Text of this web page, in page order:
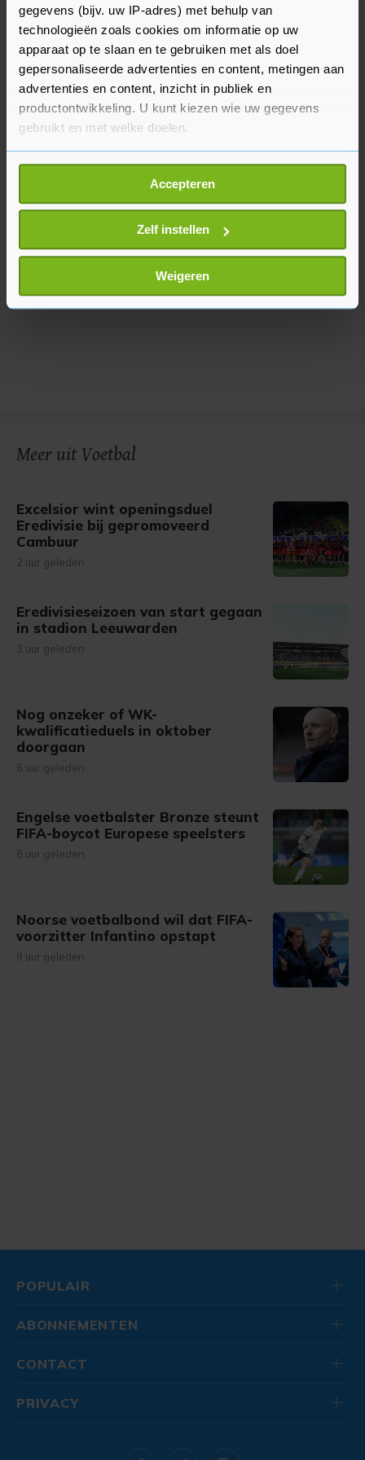
gegevens (bijv. uw IP-adres) met behulp van
technologieën zoals cookies om informatie op uw
apparaat op te slaan en te gebruiken met als doel
gepersonaliseerde advertenties en content, metingen aan
advertenties en content, inzicht in publiek en
productontwikkeling. U kunt kiezen wie uw gegevens
gebruikt en met welke doelen.
Als u het toestaat, willen we ook graag:
Informatie verzamelen over uw geografische
locatie, die tot een paar meter nauwkeurig kan zijn
Uw apparaat identificeren door het actief te
scannen op specifieke eigenschappen (fingerprinting)
Lees meer over hoe uw persoonlijke gegevens worden
verwerkt en stel uw voorkeuren in het
U kunt uw toestemming op elk moment wijzigen of
Accepteren
Zelf instellen
Weigeren
Verdediger Kenny Tete leed met Fulham een
ruime nederlaag tegen Wolverhampton
Wanderers (1-4).
Meer uit Voetbal
Excelsior wint openingsduel
Eredivisie bij gepromoveerd
Cambuur
2 uur geleden
Eredivisieseizoen van start gegaan
in stadion Leeuwarden
3 uur geleden
Nog onzeker of WK-
kwalificatieduels in oktober
doorgaan
6 uur geleden
Engelse voetbalster Bronze steunt
FIFA-boycot Europese speelsters
8 uur geleden
Noorse voetbalbond wil dat FIFA-
voorzitter Infantino opstapt
9 uur geleden
POPULAIR
ABONNEMENTEN
CONTACT
PRIVACY